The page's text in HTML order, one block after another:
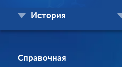
История
Справочная